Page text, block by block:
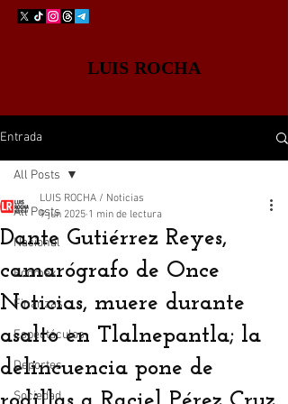
LUIS ROCHA
Entrada
All Posts
Nacional
Edomex
Finanzas
Espectáculos
Deportes
Sociedad
All Posts
Dante Gutiérrez Reyes,
camarógrafo de Once
Noticias, muere durante
asalto en Tlalnepantla; la
delincuencia pone de
LUIS ROCHA / Noticias
9 jun 2025 1 min de lectura